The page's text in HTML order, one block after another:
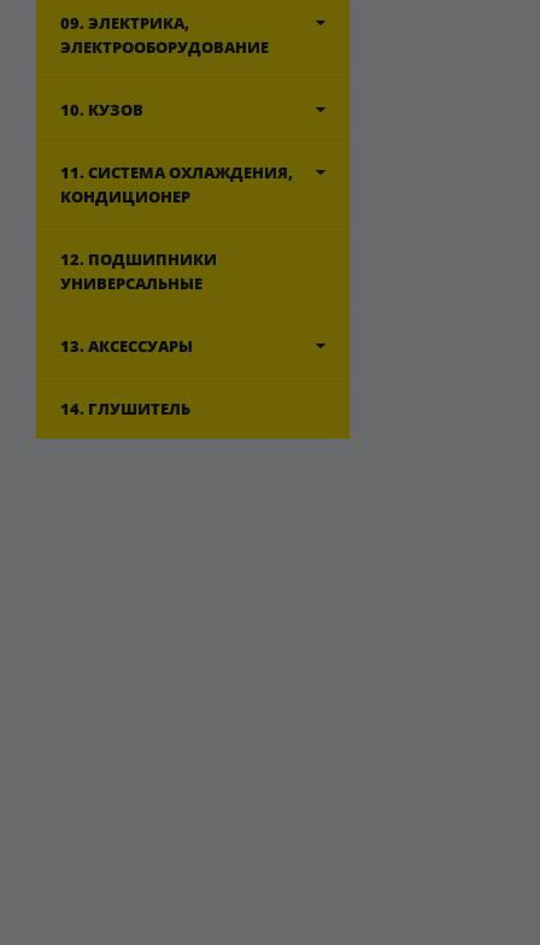
09. ЭЛЕКТРИКА,
ЭЛЕКТРООБОРУДОВАНИЕ
10. КУЗОВ
11. СИСТЕМА ОХЛАЖДЕНИЯ,
КОНДИЦИОНЕР
12. ПОДШИПНИКИ
УНИВЕРСАЛЬНЫЕ
13. АКСЕССУАРЫ
14. ГЛУШИТЕЛЬ